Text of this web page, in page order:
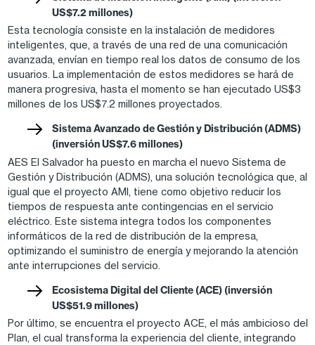
US$7.2 millones)
Esta tecnología consiste en la instalación de medidores
inteligentes, que, a través de una red de una comunicación
avanzada, envían en tiempo real los datos de consumo de los
usuarios. La implementación de estos medidores se hará de
manera progresiva, hasta el momento se han ejecutado US$3
millones de los US$7.2 millones proyectados.
Sistema Avanzado de Gestión y Distribución (ADMS)
(inversión US$7.6 millones)
AES El Salvador ha puesto en marcha el nuevo Sistema de
Gestión y Distribución (ADMS), una solución tecnológica que, al
igual que el proyecto AMI, tiene como objetivo reducir los
tiempos de respuesta ante contingencias en el servicio
eléctrico. Este sistema integra todos los componentes
informáticos de la red de distribución de la empresa,
optimizando el suministro de energía y mejorando la atención
ante interrupciones del servicio.
Ecosistema Digital del Cliente (ACE) (inversión
US$51.9 millones)
Por último, se encuentra el proyecto ACE, el más ambicioso del
Plan, el cual transforma la experiencia del cliente, integrando